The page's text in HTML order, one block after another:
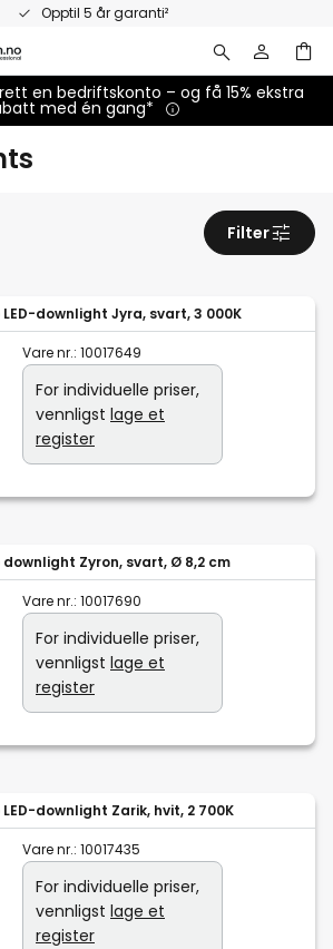
Opptil 5 år garanti²
en bedriftskonto – og få 15% ekstra
med én gang*
downlight Jyra, svart, 3 000K
Vare nr.: 10017649
For individuelle priser,
vennligst lage et
register
Zyron, svart, Ø 8,2 cm
Vare nr.: 10017690
For individuelle priser,
vennligst lage et
register
downlight Zarik, hvit, 2 700K
Vare nr.: 10017435
For individuelle priser,
vennligst lage et
register
Filter